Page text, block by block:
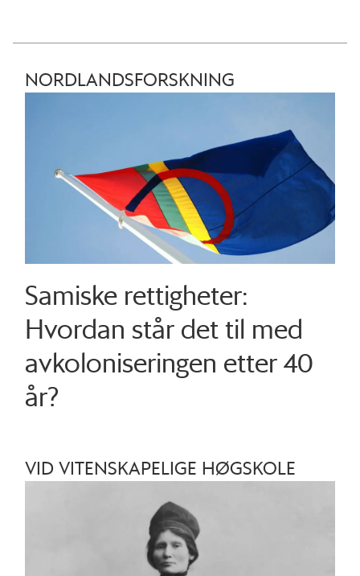
NORDLANDSFORSKNING
Samiske rettigheter:
Hvordan står det til med
avkoloniseringen etter 40
år?
VID VITENSKAPELIGE HØGSKOLE